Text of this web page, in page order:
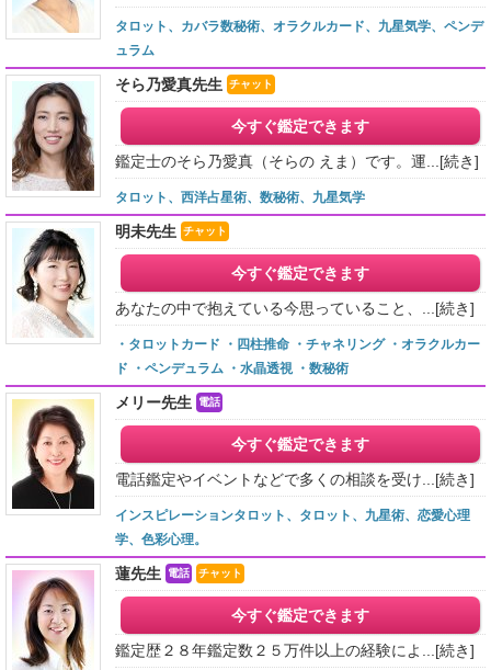
タロット、カバラ数秘術、オラクルカード、九星気学、ペンデ
ュラム
そら乃愛真先生 チャット
今すぐ鑑定できます
鑑定士のそら乃愛真（そらの えま）です。運... [続き]
タロット、西洋占星術、数秘術、九星気学
明未先生 チャット
今すぐ鑑定できます
あなたの中で抱えている今思っていること、... [続き]
・タロットカード ・四柱推命 ・チャネリング ・オラクルカー
ド ・ペンデュラム ・水晶透視 ・数秘術
メリー先生 電話
今すぐ鑑定できます
電話鑑定やイベントなどで多くの相談を受け... [続き]
インスピレーションタロット、タロット、九星術、恋愛心理
学、色彩心理。
蓮先生 電話 チャット
今すぐ鑑定できます
鑑定歴２８年鑑定数２５万件以上の経験によ... [続き]